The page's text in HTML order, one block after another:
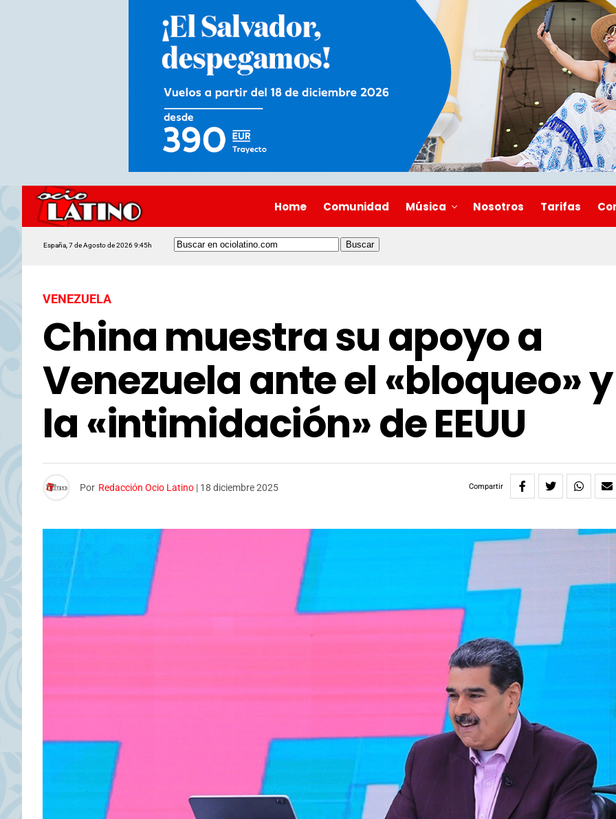
Home Comunidad Música Nosotros Tarifas
España, 7 de Agosto de 2026 9:45h
VENEZUELA
China muestra su apoyo a
Venezuela ante el «bloqueo» y
la «intimidación» de EEUU
Por Redacción Ocio Latino | 18 diciembre 2025 Compartir